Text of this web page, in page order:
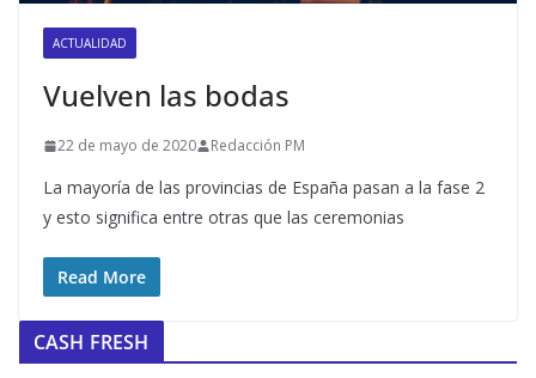
ACTUALIDAD
Vuelven las bodas
22 de mayo de 2020 Redacción PM
La mayoría de las provincias de España pasan a la fase 2
y esto significa entre otras que las ceremonias
Read More
CASH FRESH